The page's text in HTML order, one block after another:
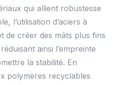
qui allient robustesse
l’utilisation d’aciers à
de créer des mâts plus fins
ainsi l’empreinte
la stabilité. En
polymères recyclables